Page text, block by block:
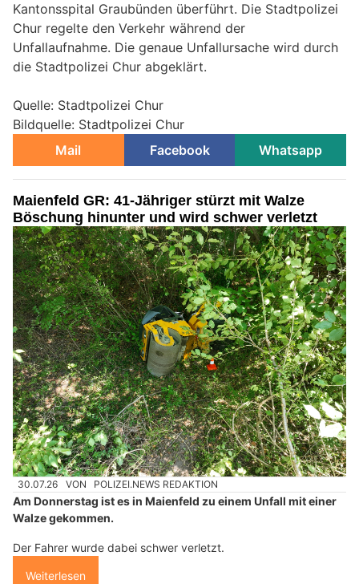
Kantonsspital Graubünden überführt. Die Stadtpolizei
Chur regelte den Verkehr während der
Unfallaufnahme. Die genaue Unfallursache wird durch
die Stadtpolizei Chur abgeklärt.
Quelle: Stadtpolizei Chur
Bildquelle: Stadtpolizei Chur
Mail
Facebook Whatsapp
Maienfeld GR: 41-Jähriger stürzt mit Walze
Böschung hinunter und wird schwer verletzt
30.07.26 VON POLIZEI.NEWS REDAKTION
Am Donnerstag ist es in Maienfeld zu einem Unfall mit einer
Walze gekommen.
Der Fahrer wurde dabei schwer verletzt.
Weiterlesen